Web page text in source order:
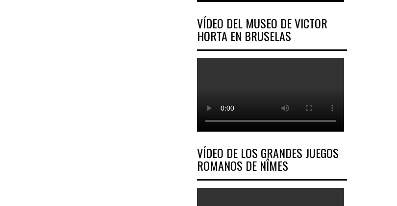
VÍDEO DEL MUSEO DE VICTOR
HORTA EN BRUSELAS
VÍDEO DE LOS GRANDES JUEGOS
ROMANOS DE NÎMES